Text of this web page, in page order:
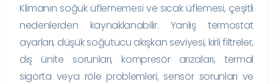
Klimanın soğuk üflememesi ve sıcak üflemesi, çeşitli
nedenlerden kaynaklanabilir. Yanlış termostat
ayarları, düşük soğutucu akışkan seviyesi, kirli filtreler,
dış ünite sorunları, kompresör arızaları, termal
sigorta veya röle problemleri, sensör sorunları ve